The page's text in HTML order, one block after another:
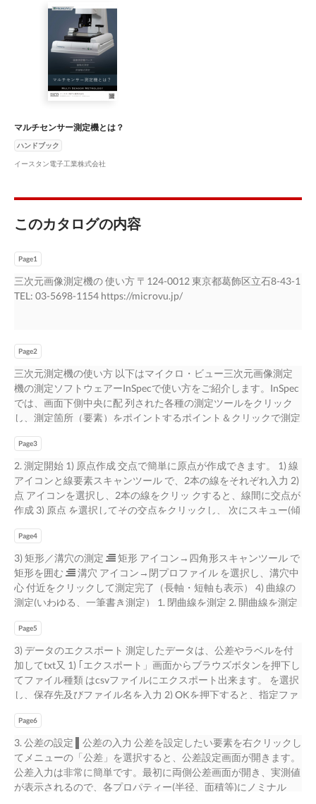
マルチセンサー測定機とは？
ハンドブック
イースタン電子工業株式会社
このカタログの内容
Page1
三次元画像測定機の 使い方 〒124-0012 東京都葛飾区⽴⽯8-43-1
TEL: 03-5698-1154 https://microvu.jp/
Page2
三次元測定機の使い方 以下はマイクロ・ビュー三次元画像測定
機の測定ソフトウェアーInSpecで使い方をご紹介します。InSpec
では、画面下側中央に配 列された各種の測定ツールをクリック
し、測定箇所（要素）をポイントするポイント＆クリックで測定
ィーチング方式を採用しています。 測定形状を表示 データ出力
画面 する図形画面 座標位置表示 測定ツール と照明制御 • 要素形
状 • 要素作成 • 要素測定 入力リスト • 測定プログラム 測定箇所
の形 • 測定ツール 状を画像表示 するカメラ画面 点 群 表 示 及 び
公差表示画面 1. プログラム作成手順 ▌アイコン 1) 要素形状アイ
アイコン 2) 要素作成アイコン 測定した要素から新しい要素（接
線 、平⾏線 、垂線 等）を作成、又原点作成用アイコンからシス
テム原点を作成 要素作成 アイコン 3) 要素測定アイコン 測定した
い幾何（線 、弧 、円 、閉曲線等 ）を選 択し、その形状をクリッ
クあるいはドラッグして測定データを取得 要素測定 アイコン 測
定は全て、マウスの操作で⾏えます（微細な移動調整は付属のジ
ョ イスティックペンダントでも⾏えます）。 画像システムで
は、エッジの検出や鮮明な画像が重要です。⾃動照明と⾃動焦点
機能は精度に重要な役割を果たします。 ▌自動照明（オートライ
ティング） InSpecの自動照明システムは、自動的に最適な照明を
選択する様に設 計されており、以下の照明をサポートしていま
す︓ • 落射照明︓リングライトで上から照射 • 透過照明︓ステー
ジガラスの下から照射 • 同軸照明︓カメラの中⼼から照射 照明
ボタンは自動的に最適な照明を選びます。 落射照明（リングラ
イト）は白色LEDで、個別５リング照明、個別8分 自動照明 円照
明、個別４０セグメント照明を含みます。 ▌自動焦点（オートフ
ォーカス） オートフォーカス ボタンは自動的に最適な焦点を取
ります。 又、手動でも高さを変えるZ軸移動 ボタンで焦点が取れ
Page3
2. 測定開始 1) 原点作成 交点で簡単に原点が作成できます。 1) 線
アイコンと線要素スキャンツール で、2本の線をそれぞれ⼊⼒ 2)
点 アイコンを選択し、2本の線をクリッ クすると、線間に交点が
作成 3) 原点 を選択してその交点をクリックし、 次にスキュー(傾
点 設定が完了です。 2) 代表的な要素の測定 1)円／弧の測定  円
アイコン／弧 アイコンを選択  円要素スキャンツール ／弧スキ
ャンツール で円／弧 内を3点クリックして測定完了 2) 点の⼊⼒
と測定 1. 最近接エッジに点⼊⼒  点 アイコン選択  最近接エ
ッジ アイコンを選 択、点を⼊⼒して測定完了 2. 最遠隔エッジに
を⼊⼒して測定完了 3. 手動で点⼊⼒  点 アイコン選択  手動
ポイント アイコンを選 択、点を⼊⼒して測定完了 4. 高さ測定に
焦点で点⼊⼒  点 アイコン選択  フォーカスポイント アイコ
ンを選択、点を⼊⼒、測定完了 5. エッジの最適箇所に点⼊⼒ 
点 アイコン選択  ベストエッジ アイコン選択、 点を⼊⼒して測
定完了 2
Page4
3) 矩形／溝穴の測定  矩形 アイコン→四角形スキャンツール で
矩形を囲む  溝穴 アイコン→閉プロファイル を選択し、溝穴中
⼼ 付近をクリックして測定完了（⻑軸・短軸も表⽰） 4) 曲線の
測定(いわゆる、一筆書き測定） 1. 閉曲線を測定 2. 開曲線を測定
レース を選択  開曲線線トレース を選択  任意の輪郭をクリ
ック  開始、方向、終点をクリック 〜 距離の選択肢 〜 5) 距離
の測定  距離 アイコンを選択  距離を測りたい要素をクリック
 選択肢から希望の距離を選んで 測定完了 6) 角度の測定 〜 角度
の選択肢 〜  角度 アイコンを選択  測りたい角度を構成する2
リング形状の測定  O-リング アイコンとO-リングスキャンツー
ル を選択  目的のO-リングの真中辺りをクリックして測定完了
 O-リングの内部直径、外部直径及び厚さを表⽰ 3
Page5
3) データのエクスポート 測定したデータは、公差やラベルを付
加してtxt又 1) ｢エクスポート」画面からブラウズボタンを押下し
てファイル種類 はcsvファイルにエクスポート出来ます。 を選択
し、保存先及びファイル名を⼊⼒ 2) OKを押下すると、指定ファ
ポート 〜 〜 csv エクスポート 〜 4) プログラムの保存 測定したプ
ログラムは、拡張子iwpが付与され、 1) ｢ファイル」→「保存名｣
をクリック InSpec画面から保存出来ます。 2) ｢名前を付けて保
存」画面が開く 3) 保存先を指定し、ファイル名を⼊⼒ 5) 保存し
たプログラムで測定 保存したプログラムをダブルクリックする
Page6
3. 公差の設定 ▌公差の⼊⼒ 公差を設定したい要素を右クリックし
てメニューの「公差」を選択すると、公差設定画面が開きます。
公差⼊⼒は非常に簡単です。最初に両側公差画面が開き、実測値
が表⽰されるので、各プロパティー(半径、面積等)にノミナル